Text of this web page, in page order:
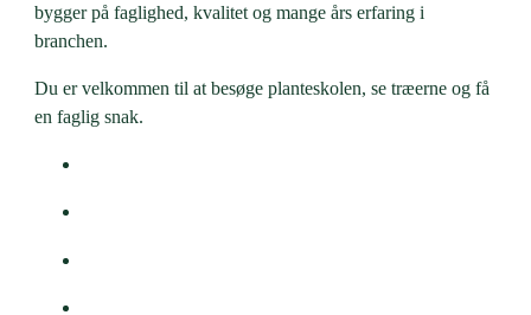
bygger på faglighed, kvalitet og mange års erfaring i
branchen.
Du er velkommen til at besøge planteskolen, se træerne og få
en faglig snak.